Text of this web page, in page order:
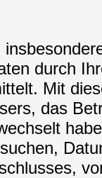
durch
Mit
das